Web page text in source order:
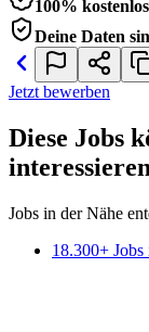
100% kostenlos
Deine Daten
Jetzt bewerben
Diese Jobs
Jobs in der Nähe
18.300+